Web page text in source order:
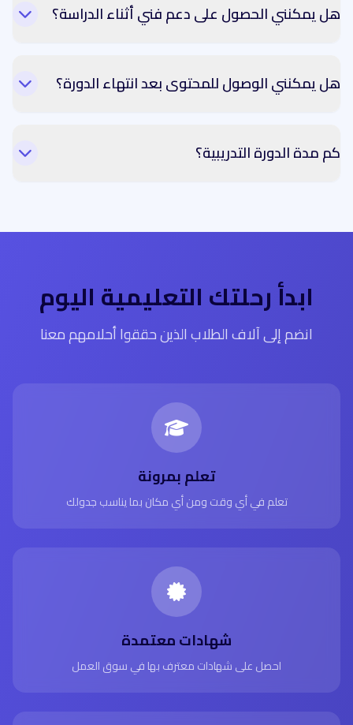
هل يمكنني الحصول على دعم فني أثناء الدراسة؟
هل يمكنني الوصول للمحتوى بعد انتهاء الدورة؟
كم مدة الدورة التدريبية؟
ابدأ رحلتك التعليمية اليوم
انضم إلى آلاف الطلاب الذين حققوا أحلامهم معنا
تعلم بمرونة
تعلم في أي وقت ومن أي مكان بما يناسب جدولك
شهادات معتمدة
احصل على شهادات معترف بها في سوق العمل